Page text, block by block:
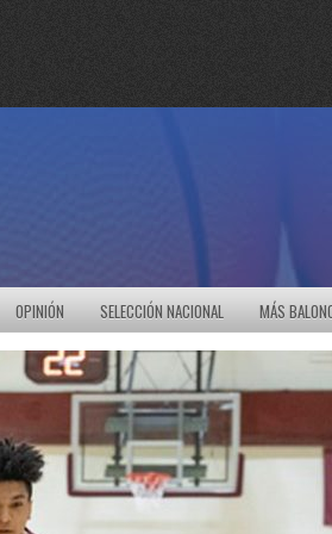
OPINIÓN SELECCIÓN NACIONAL MÁS